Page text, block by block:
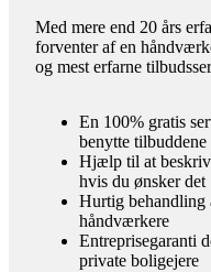
Med mere end 20 års
forventer af en
og mest erfarne
En 100% gratis
benytte tilbuddene
Hjælp til at
hvis du ønsker det
Hurtig behandling
håndværkere
Entreprisegaranti
private boligejere